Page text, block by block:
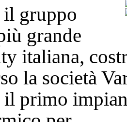
il gruppo
grande
italiana,
la società
il primo